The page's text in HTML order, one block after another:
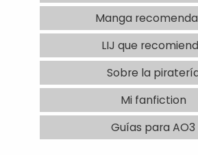
Manga
LIJ que
Sobre la
Mi fanfiction
Guías para AO3